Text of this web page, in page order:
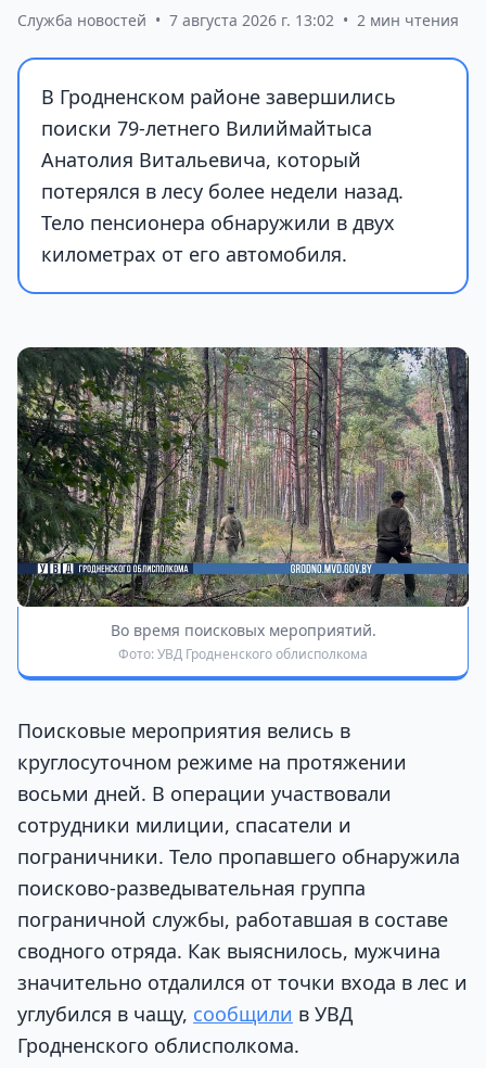
Служба новостей • 7 августа 2026 г. 13:02 • 2 мин чтения
В Гродненском районе завершились
поиски 79-летнего Вилиймайтыса
Анатолия Витальевича, который
потерялся в лесу более недели назад.
Тело пенсионера обнаружили в двух
километрах от его автомобиля.
Во время поисковых мероприятий.
Фото: УВД Гродненского облисполкома
Поисковые мероприятия велись в
круглосуточном режиме на протяжении
восьми дней. В операции участвовали
сотрудники милиции, спасатели и
пограничники. Тело пропавшего обнаружила
поисково-разведывательная группа
пограничной службы, работавшая в составе
сводного отряда. Как выяснилось, мужчина
значительно отдалился от точки входа в лес и
углубился в чащу, сообщили в УВД
Гродненского облисполкома.